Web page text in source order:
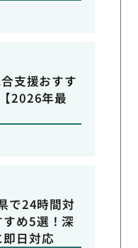
支援おすす
2026年最
で24時間対
め5選！深
日対応